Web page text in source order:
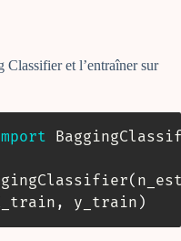
et l’entraîner sur
(
, y_train )